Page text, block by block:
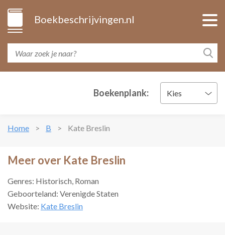
Boekbeschrijvingen.nl
Boekenplank: Kies
Home B Kate Breslin
Meer over Kate Breslin
Genres: Historisch, Roman
Geboorteland: Verenigde Staten
Website: Kate Breslin